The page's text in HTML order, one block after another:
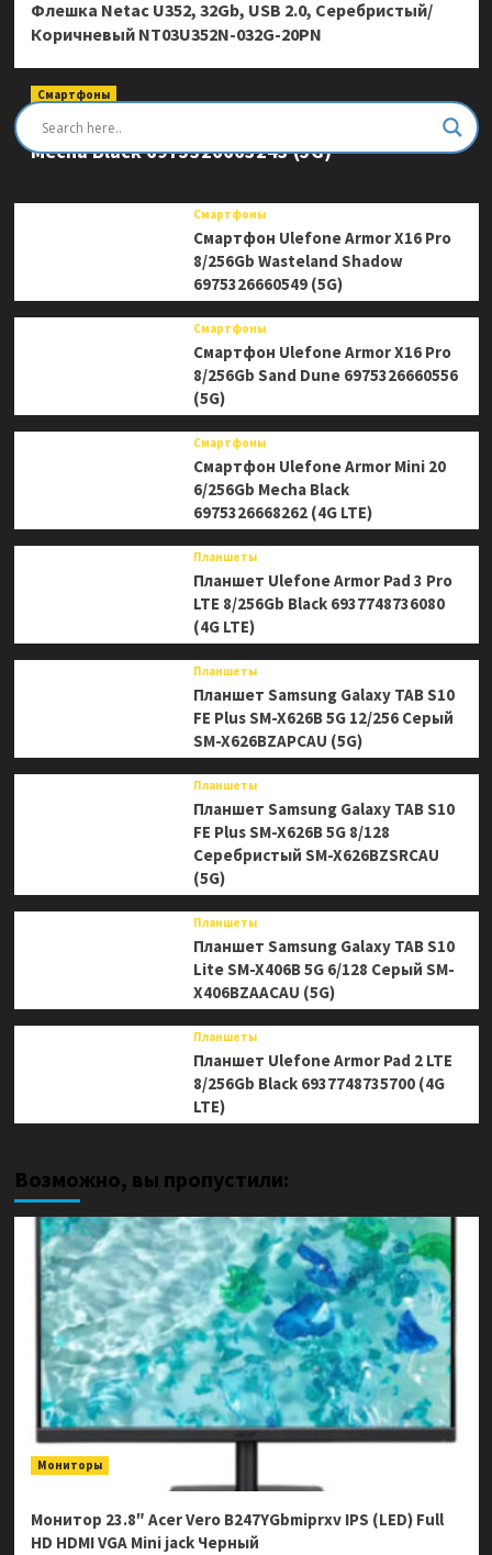
Флешка Netac U352, 32Gb, USB 2.0, Серебристый/
Коричневый NT03U352N-032G-20PN
Смартфоны
Смартфон Ulefone Armor Mini 20 Pro 8/256Gb
Mecha Black 6975326663243 (5G)
Смартфоны
Смартфон Ulefone Armor X16 Pro
8/256Gb Wasteland Shadow
6975326660549 (5G)
Смартфоны
Смартфон Ulefone Armor X16 Pro
8/256Gb Sand Dune 6975326660556
(5G)
Смартфоны
Смартфон Ulefone Armor Mini 20
6/256Gb Mecha Black
6975326668262 (4G LTE)
Планшеты
Планшет Ulefone Armor Pad 3 Pro
LTE 8/256Gb Black 6937748736080
(4G LTE)
Планшеты
Планшет Samsung Galaxy TAB S10
FE Plus SM-X626B 5G 12/256 Серый
SM-X626BZAPCAU (5G)
Планшеты
Планшет Samsung Galaxy TAB S10
FE Plus SM-X626B 5G 8/128
Серебристый SM-X626BZSRCAU
(5G)
Планшеты
Планшет Samsung Galaxy TAB S10
Lite SM-X406B 5G 6/128 Серый SM-
X406BZAACAU (5G)
Планшеты
Планшет Ulefone Armor Pad 2 LTE
8/256Gb Black 6937748735700 (4G
LTE)
Возможно, вы пропустили:
Мониторы
Монитор 23.8″ Acer Vero B247YGbmiprxv IPS (LED) Full
HD HDMI VGA Mini jack Черный